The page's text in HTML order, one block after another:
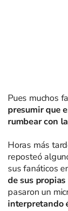
Pues muchos
presumir que
rumbear con
Horas más
reposteó
sus fanáticos
de sus
pasaron un
interpretando